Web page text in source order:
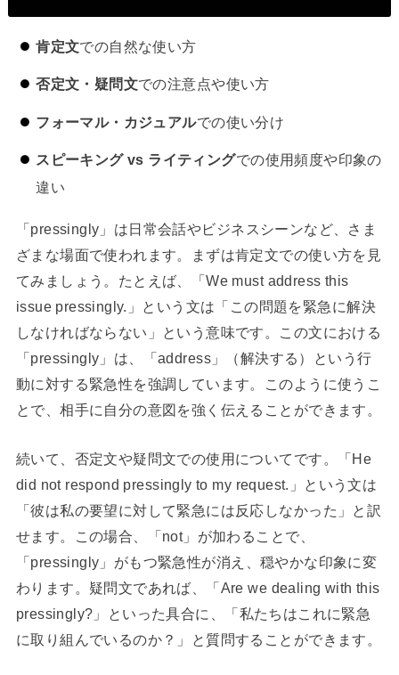
肯定文での自然な使い方
否定文・疑問文での注意点や使い方
フォーマル・カジュアルでの使い分け
スピーキング vs ライティングでの使用頻度や印象の
違い
「pressingly」は日常会話やビジネスシーンなど、さま
ざまな場面で使われます。まずは肯定文での使い方を見
てみましょう。たとえば、「We must address this
issue pressingly.」という文は「この問題を緊急に解決
しなければならない」という意味です。この文における
「pressingly」は、「address」（解決する）という行
動に対する緊急性を強調しています。このように使うこ
とで、相手に自分の意図を強く伝えることができます。
続いて、否定文や疑問文での使用についてです。「He
did not respond pressingly to my request.」という文は
「彼は私の要望に対して緊急には反応しなかった」と訳
せます。この場合、「not」が加わることで、
「pressingly」がもつ緊急性が消え、穏やかな印象に変
わります。疑問文であれば、「Are we dealing with this
pressingly?」といった具合に、「私たちはこれに緊急
に取り組んでいるのか？」と質問することができます。